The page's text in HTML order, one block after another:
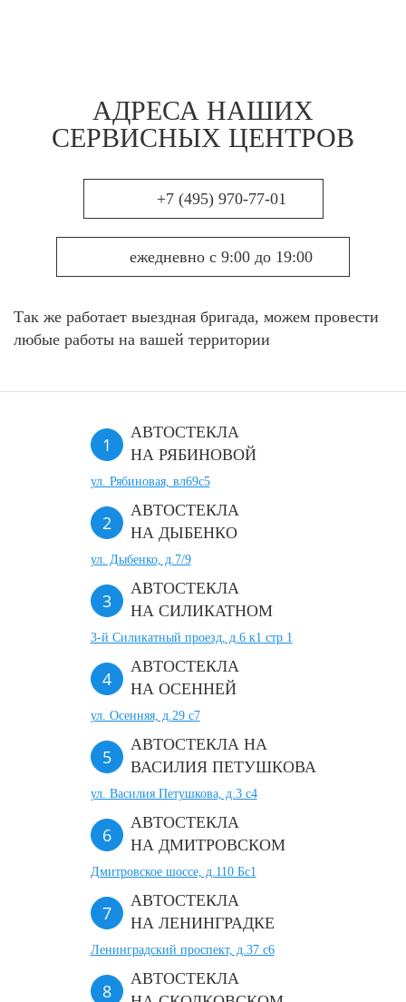
АДРЕСА НАШИХ
СЕРВИСНЫХ ЦЕНТРОВ
+7 (495) 970-77-01
ежедневно с 9:00 до 19:00
Так же работает выездная бригада, можем провести
любые работы на вашей территории
АВТОСТЕКЛА
НА РЯБИНОВОЙ
ул. Рябиновая, вл69с5
АВТОСТЕКЛА
НА ДЫБЕНКО
ул. Дыбенко, д.7/9
АВТОСТЕКЛА
НА СИЛИКАТНОМ
3-й Силикатный проезд, д.6 к1 стр 1
АВТОСТЕКЛА
НА ОСЕННЕЙ
ул. Осенняя, д.29 с7
АВТОСТЕКЛА НА
ВАСИЛИЯ ПЕТУШКОВА
ул. Василия Петушкова, д.3 с4
АВТОСТЕКЛА
НА ДМИТРОВСКОМ
Дмитровское шоссе, д.110 Бс1
АВТОСТЕКЛА
НА ЛЕНИНГРАДКЕ
Ленинградский проспект, д.37 c6
АВТОСТЕКЛА